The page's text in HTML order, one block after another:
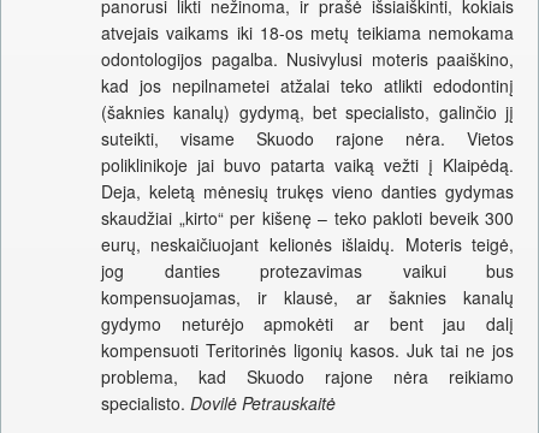
panorusi likti nežinoma, ir prašė išsiaiškinti, kokiais
atvejais vaikams iki 18-os metų teikiama nemokama
odontologijos pagalba. Nusivylusi moteris paaiškino,
kad jos nepilnametei atžalai teko atlikti edodontinį
(šaknies kanalų) gydymą, bet specialisto, galinčio jį
suteikti, visame Skuodo rajone nėra. Vietos
poliklinikoje jai buvo patarta vaiką vežti į Klaipėdą.
Deja, keletą mėnesių trukęs vieno danties gydymas
skaudžiai „kirto“ per kišenę – teko pakloti beveik 300
eurų, neskaičiuojant kelionės išlaidų. Moteris teigė,
jog danties protezavimas vaikui bus
kompensuojamas, ir klausė, ar šaknies kanalų
gydymo neturėjo apmokėti ar bent jau dalį
kompensuoti Teritorinės ligonių kasos. Juk tai ne jos
problema, kad Skuodo rajone nėra reikiamo
specialisto. Dovilė Petrauskaitė